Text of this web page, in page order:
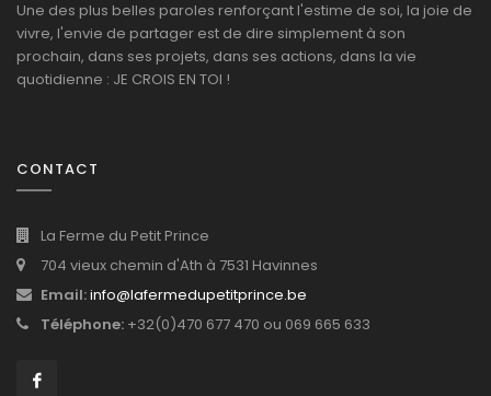
Une des plus belles paroles renforçant l'estime de soi, la joie de
vivre, l'envie de partager est de dire simplement à son
prochain, dans ses projets, dans ses actions, dans la vie
quotidienne : JE CROIS EN TOI !
CONTACT
La Ferme du Petit Prince
704 vieux chemin d'Ath à 7531 Havinnes
Email:info@lafermedupetitprince.be
Téléphone: +32(0)470 677 470 ou 069 665 633